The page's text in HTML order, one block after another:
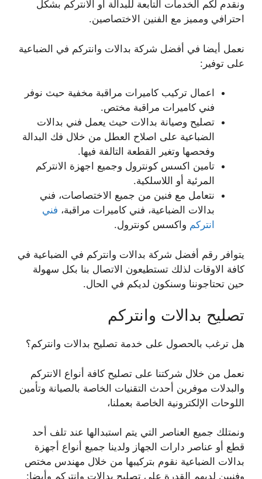
ونقدم لكم الخدمات التابعة للبدالة أو الانتركم بشكل
احترافي ومميز مع الفنين الاختصاصين.
نعمل أيضا في أفضل شركة بدالات وانتركم في الضباعية
على توفير:
اعمال تركيب كاميرات مراقبة مخفية حيث نوفر
فني كاميرات مراقبة مختص.
تصليح وصيانة بدالات حيث يعمل فني بدالات
الضباعية على اصلاح العطل من خلال فك البدالة
وفحصها وتغير القطعة التالفة فيها.
تامين اكسس كونترول وجميع اجهزة الانتركم
المرئية أو اللاسلكية.
نتعامل مع فنين من جميع الاختصاصات، فني
بدالات الضباعية، فني كاميرات مراقبة، فني
انتركم واكسس كونترول.
يتوافر رقم أفضل شركة بدالات وانتركم في الضباعية في
كافة الاوقات لذلك تستطيعون الاتصال بنا بكل سهولة
حين تحتاجوننا وسنكون لديكم في الحال.
تصليح بدالات وانتركم
هل ترغب بالحصول على خدمة تصليح بدالات وانتركم؟
نعمل من خلال شركتنا على تصليح كافة أنواع الانتركم
والبدلات موفرين أحدث التقنيات الخاصة بالصيانة وتأمين
اللوحات الإلكترونية الخاصة بعملنا،
ونمتلك جميع العناصر التي يتم استبدالها عند تلف أحد
قطع أو عناصر دارات الجهاز ولدينا جميع أنواع أجهزة
بدالات الضباعية نقوم بتركيبها من خلال مهندس مختص
وفنيين لديهم القدرة على تصليح بدالات وانتركم وأيضا: